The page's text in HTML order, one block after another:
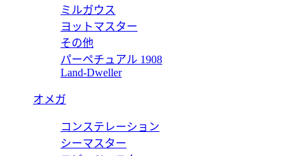
ウォレット ブラウン インテリア 768244 FACQC 9773
アラウンドウォレット ブラウン インテリア 856562 FACQC
ミルガウス
ヨットマスター
その他
パーペチュアル 1908
Land-Dweller
オメガ
コンステレーション
シーマスター